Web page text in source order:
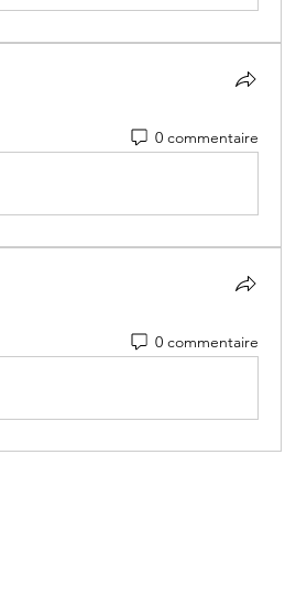
0 commentaire
0 commentaire